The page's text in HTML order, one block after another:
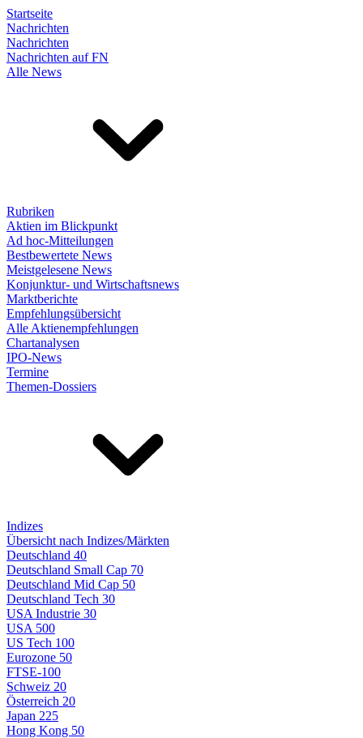
Startseite
Nachrichten
Nachrichten
Nachrichten auf FN
Alle News
Rubriken
Aktien im Blickpunkt
Ad hoc-Mitteilungen
Bestbewertete News
Meistgelesene News
Konjunktur- und Wirtschaftsnews
Marktberichte
Empfehlungsübersicht
Alle Aktienempfehlungen
Chartanalysen
IPO-News
Termine
Themen-Dossiers
Indizes
Übersicht nach Indizes/Märkten
Deutschland 40
Deutschland Small Cap 70
Deutschland Mid Cap 50
Deutschland Tech 30
USA Industrie 30
USA 500
US Tech 100
Eurozone 50
FTSE-100
Schweiz 20
Österreich 20
Japan 225
Hong Kong 50